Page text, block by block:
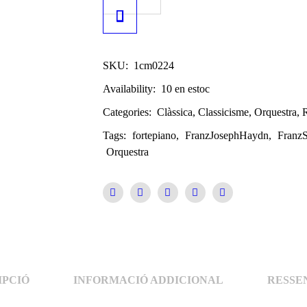
SKU: 1cm0224
Availability: 10 en estoc
Categories: Clàssica, Classicisme, Orquestra,
Tags: fortepiano, FranzJosephHaydn,
Orquestra
INFORMACIÓ ADDICIONAL